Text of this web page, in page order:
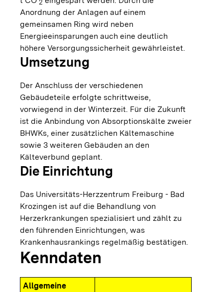
2
Anordnung der Anlagen auf einem
gemeinsamen Ring wird neben
Energieeinsparungen auch eine deutlich
höhere Versorgungssicherheit gewährleistet.
Umsetzung
Der Anschluss der verschiedenen
Gebäudeteile erfolgte schrittweise,
vorwiegend in der Winterzeit. Für die Zukunft
ist die Anbindung von Absorptionskälte zweier
BHWKs, einer zusätzlichen Kältemaschine
sowie 3 weiteren Gebäuden an den
Kälteverbund geplant.
Die Einrichtung
Das Universitäts-Herzzentrum Freiburg - Bad
Krozingen ist auf die Behandlung von
Herzerkrankungen spezialisiert und zählt zu
den führenden Einrichtungen, was
Krankenhausrankings regelmäßig bestätigen.
Kenndaten
Allgemeine